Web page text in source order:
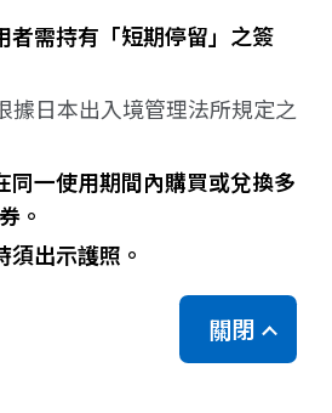
者需持有「短期停留」之簽
據日本出入境管理法所規定之
同一使用期間內購買或兌換多
。
須出示護照。
關閉